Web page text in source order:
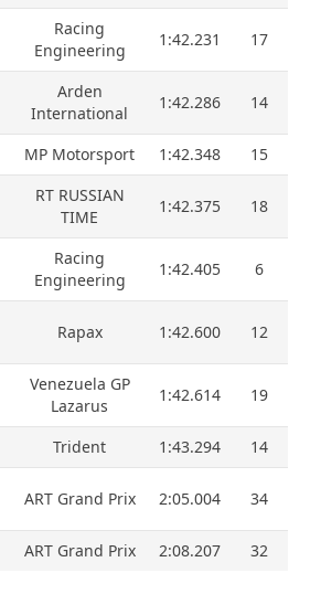
Racing
Engineering
1:42.231 17
Arden
International
1:42.286 14
MP Motorsport 1:42.348 15
RT RUSSIAN
TIME
1:42.375 18
Racing
Engineering
1:42.405 6
Rapax 1:42.600 12
Venezuela GP
Lazarus
1:42.614 19
Trident 1:43.294 14
ART Grand Prix 2:05.004 34
ART Grand Prix 2:08.207 32